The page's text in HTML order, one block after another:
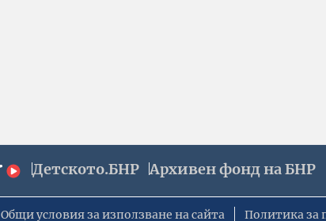
Детското.БНР Архивен фонд на БНР
Общи условия за използване на сайта Политика за